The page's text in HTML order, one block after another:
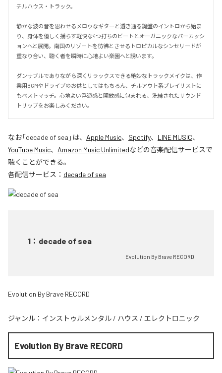
チルハウス・トラック。
静かな波の音を思わせるメロウなギターと透き通る鍵盤のイントロから始ま
り、身体を優しく揺らす軽快な4つ打ちのビートとオーガニックなパーカッシ
ョンへと展開。南国のリゾートを彷彿とさせるトロピカルなシンセリードが
重なり合い、聴く者を瞬時に心地よい楽園へと誘います。
ダンサブルでありながら深くリラックスできる絶妙なトラックメイクは、作
業用BGMやドライブのお供としてはもちろん、チルアウト系プレイリストに
もベストマッチ。心地よい浮遊感と開放感に包まれる、洗練されたサウンド
トリップをお楽しみください。
なお「decade of sea 」は、 Apple Music、 Spotify、 LINE MUSIC、
YouTube Music、 Amazon Music Unlimitedなどの音楽配信サービスで
聴くことができる。
各配信サービス： decade of sea
1 ： decade of sea
Evolution By Brave RECORD
Evolution By Brave RECORD
ジャンル： インストゥルメンタル / ハウス / エレクトロニック
Evolution By Brave RECORD